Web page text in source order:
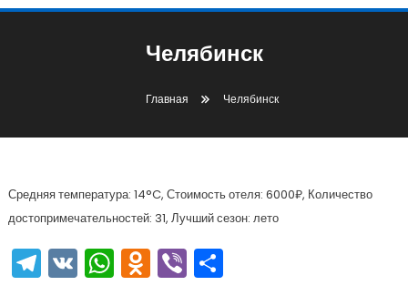
Челябинск
Главная Челябинск
Средняя температура: 14°C, Стоимость отеля: 6000₽, Количество
достопримечательностей: 31, Лучший сезон: лето
Telegram
VKWhatsApp
Odnoklassniki
ViberОтправить